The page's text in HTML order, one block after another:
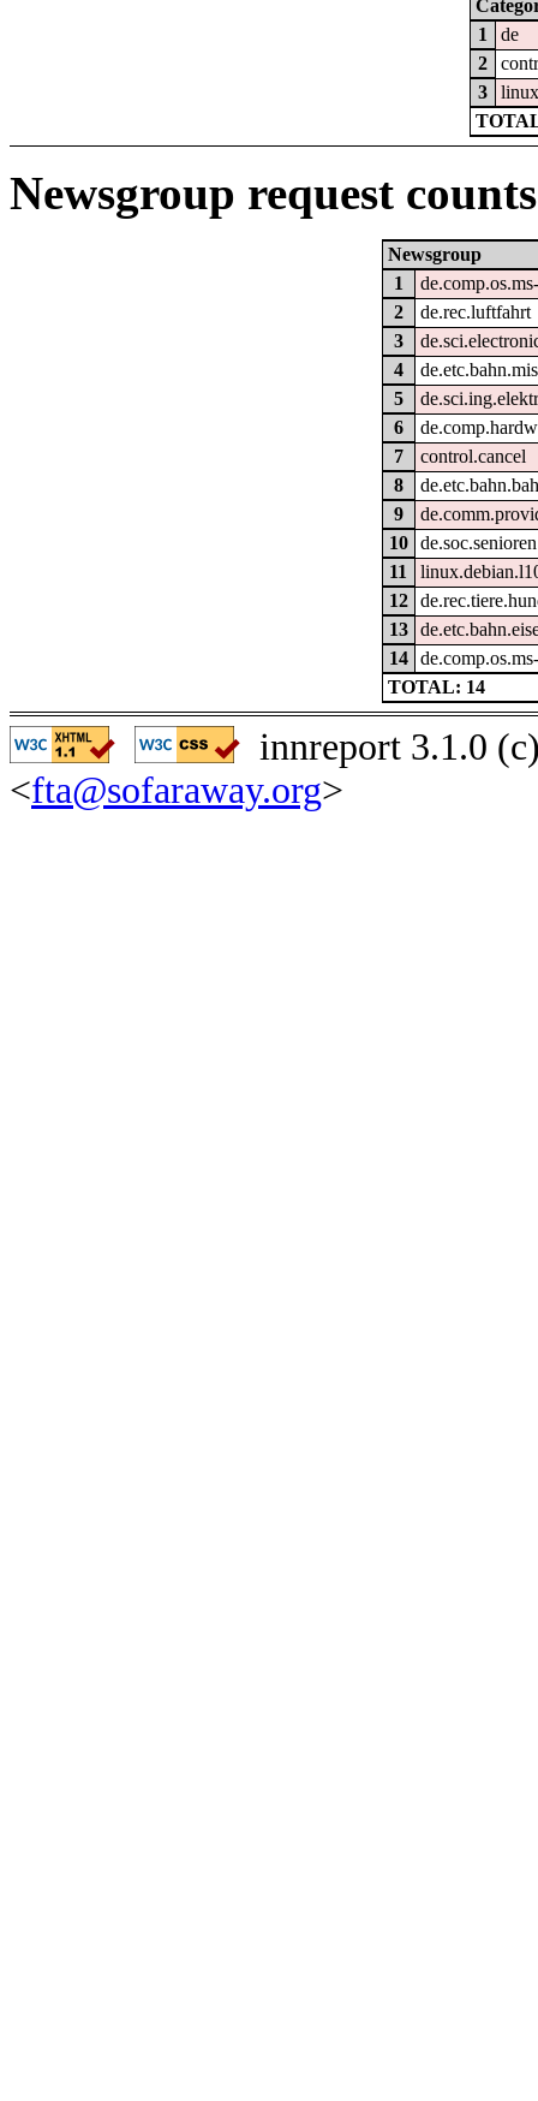
1
de
2
3
Newsgroup request
Newsgroup
1
2
de.rec.luftfahrt
3
4
5
6
7
control.cancel
8
9
10
de.soc.senioren
11
12
13
14
TOTAL: 14
innreport 3.1.0
<fta@sofaraway.org>